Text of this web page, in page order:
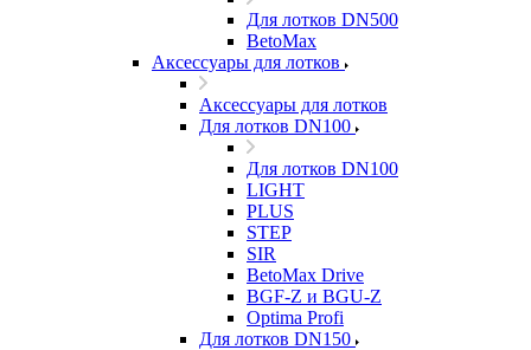
Для лотков DN500
BetoMax
Аксессуары для лотков
Аксессуары для лотков
Для лотков DN100
Для лотков DN100
LIGHT
PLUS
STEP
SIR
BetoMax Drive
BGF-Z и BGU-Z
Optima Profi
Для лотков DN150